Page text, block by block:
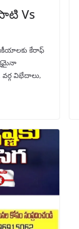
Vs
కేరాఫ్
విభేదాలు,